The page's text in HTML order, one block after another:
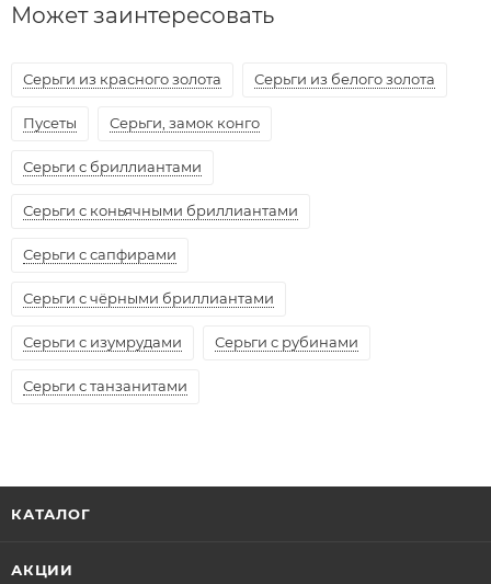
Может заинтересовать
Серьги из красного золота Серьги из белого золота
Пусеты Серьги, замок конго
Серьги с бриллиантами
Серьги с коньячными бриллиантами
Серьги с сапфирами
Серьги с чёрными бриллиантами
Серьги с изумрудами Серьги с рубинами
Серьги с танзанитами
КАТАЛОГ
АКЦИИ